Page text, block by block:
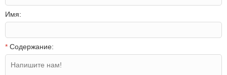
Имя:
* Содержание: